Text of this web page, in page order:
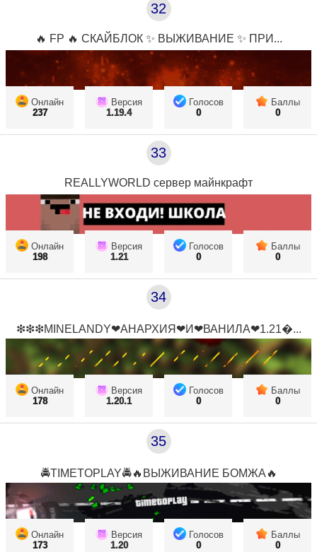
32
🔥 FP 🔥 СКАЙБЛОК ✨ ВЫЖИВАНИЕ ✨ ПРИ...
Онлайн
237
Версия
1.19.4
Голосов
0
Баллы
0
33
REALLYWORLD сервер майнкрафт
Онлайн
198
Версия
1.21
Голосов
0
Баллы
0
34
❇❇❇MINELANDY❤АНАРХИЯ❤И❤ВАНИЛА❤1.21...
Онлайн
178
Версия
1.20.1
Голосов
0
Баллы
0
35
🚔TIMETOPLAY🚔🔥ВЫЖИВАНИЕ БОМЖА🔥
Онлайн
173
Версия
1.20
Голосов
0
Баллы
0